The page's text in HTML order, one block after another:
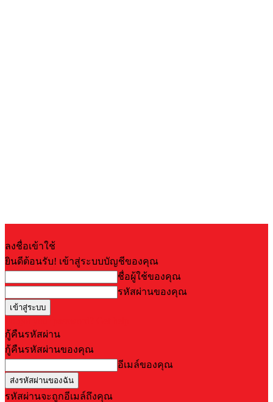
ลงชื่อเข้าใช้
ยินดีต้อนรับ! เข้าสู่ระบบบัญชีของคุณ
ชื่อผู้ใช้ของคุณ
รหัสผ่านของคุณ
กู้คืนรหัสผ่าน
กู้คืนรหัสผ่านของคุณ
อีเมล์ของคุณ
รหัสผ่านจะถูกอีเมล์ถึงคุณ